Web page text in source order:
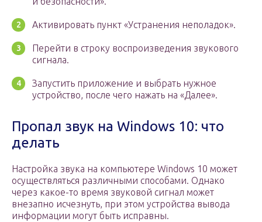
Активировать пункт «Устранения неполадок».
Перейти в строку воспроизведения звукового
сигнала.
Запустить приложение и выбрать нужное
устройство, после чего нажать на «Далее».
Пропал звук на Windows 10: что
делать
Настройка звука на компьютере Windows 10 может
осуществляться различными способами. Однако
через какое-то время звуковой сигнал может
внезапно исчезнуть, при этом устройства вывода
информации могут быть исправны.